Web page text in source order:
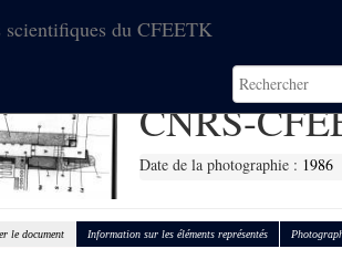
scientifiques du CFEETK
CNRS-
Date de la photographie : 1986
le document Information sur les éléments représentés